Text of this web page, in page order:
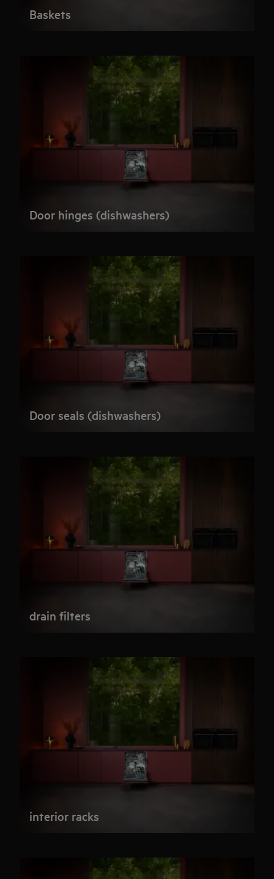
Baskets
Door hinges (dishwashers)
Door seals (dishwashers)
drain filters
interior racks